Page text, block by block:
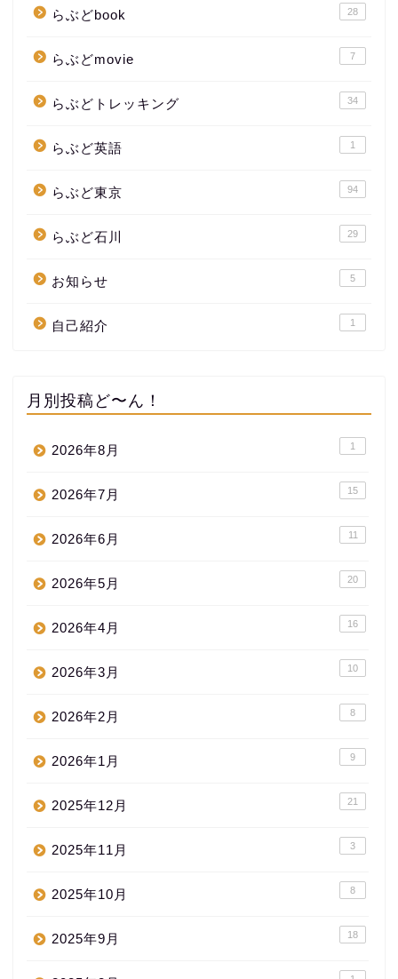
らぶどbook 28
らぶどmovie 7
らぶどトレッキング 34
らぶど英語 1
らぶど東京 94
らぶど石川 29
お知らせ 5
自己紹介 1
月別投稿ど〜ん！
2026年8月 1
2026年7月 15
2026年6月 11
2026年5月 20
2026年4月 16
2026年3月 10
2026年2月 8
2026年1月 9
2025年12月 21
2025年11月 3
2025年10月 8
2025年9月 18